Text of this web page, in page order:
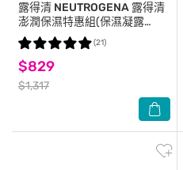
露得清 NEUTROGENA 露得清
澎潤保濕特惠組(保濕凝露
50G*1+補充包50G*2) #補水保
濕 #煥活肌膚
$829
$1,317
(21)